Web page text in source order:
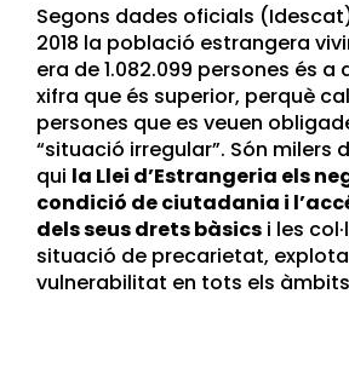
Segons dades oficials
2018 la població estrangera
era de1.082.099 persones és a
xifra que és superior, perquè
persones que es veuen
“situació irregular”. Són milers
qui la Llei d’Estrangeria els
condició de ciutadania i
dels seus drets bàsics i les
situació de precarietat,
vulnerabilitat en tots els